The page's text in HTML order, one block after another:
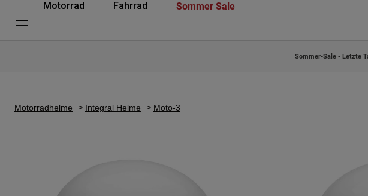
Motorrad Fahrrad Sommer Sale
Sommer-Sale - Letzte
Motorradhelme Integral Helme Moto-3